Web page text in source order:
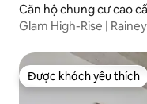
Căn hộ chung cư cao
n
Glam High-Rise |
Được khách yêu thích
Được khách yêu thích